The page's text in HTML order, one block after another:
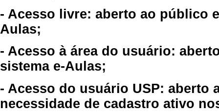
- Acesso livre: aberto ao público
Aulas;
- Acesso à área do usuário:
sistema e-Aulas;
- Acesso do usuário USP: aberto
necessidade de cadastro ativo